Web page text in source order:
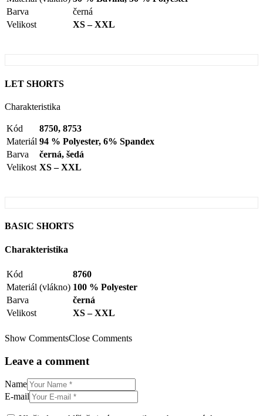
Barva
černá
Velikost
XS – XXL
LET SHORTS
Charakteristika
Kód
8750, 8753
Materiál 94 % Polyester, 6% Spandex
Barva
černá, šedá
Velikost XS – XXL
BASIC SHORTS
Charakteristika
Kód
8760
Materiál (vlákno) 100 % Polyester
Barva
černá
Velikost
XS – XXL
Show CommentsClose Comments
Leave a comment
Name
E-mail